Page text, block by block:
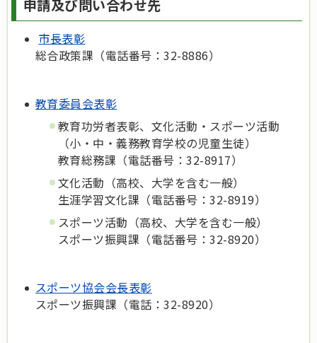
申請及び問い合わせ先
市長表彰
総合政策課（電話番号：32-8886）
教育委員会表彰
教育功労者表彰、文化活動・スポーツ活動
（小・中・義務教育学校の児童生徒）
教育総務課（電話番号：32-8917）
文化活動（高校、大学を含む一般）
生涯学習文化課（電話番号：32-8919）
スポーツ活動（高校、大学を含む一般）
スポーツ振興課（電話番号：32-8920）
スポーツ協会会長表彰
スポーツ振興課（電話：32-8920）